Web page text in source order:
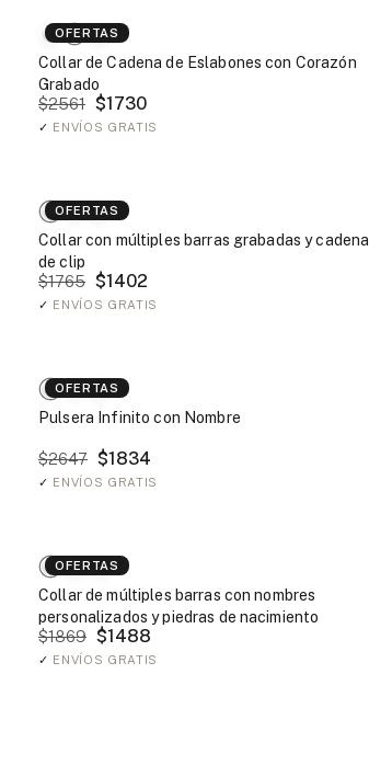
OFERTAS
Collar de Cadena de Eslabones con Corazón
Grabado
$2561 $1730
✓ ENVÍOS GRATIS
OFERTAS
Collar con múltiples barras grabadas y cadena
de clip
$1765 $1402
✓ ENVÍOS GRATIS
OFERTAS
Pulsera Infinito con Nombre
$2647 $1834
✓ ENVÍOS GRATIS
OFERTAS
Collar de múltiples barras con nombres
personalizados y piedras de nacimiento
$1869 $1488
✓ ENVÍOS GRATIS